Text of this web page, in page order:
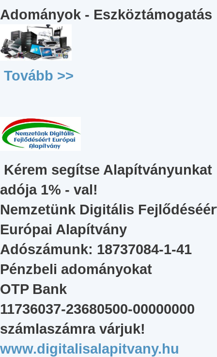
Adományok - Eszköztámogatás
Tovább >>
Kérem segítse Alapítványunkat
adója 1% - val!
Nemzetünk Digitális
Európai Alapítvány
Adószámunk: 18737084-1-41
Pénzbeli adományokat
OTP Bank
11736037-23680500-00000000
számlaszámra várjuk!
www.digitalisalapitvany.hu